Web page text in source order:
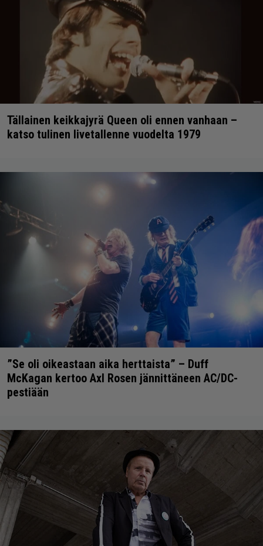
Tällainen keikkajyrä Queen oli ennen vanhaan –
katso tulinen livetallenne vuodelta 1979
”Se oli oikeastaan aika herttaista” – Duff
McKagan kertoo Axl Rosen jännittäneen AC/DC-
pestiään